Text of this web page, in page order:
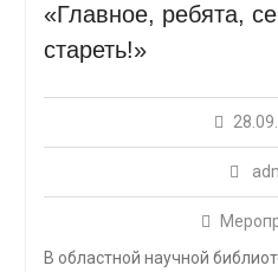
«Главное, ребята,
стареть!»
В областной научной